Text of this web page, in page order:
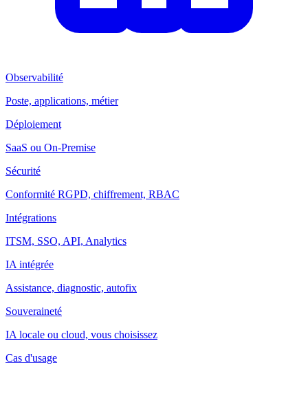
Observabilité
Poste, applications, métier
Déploiement
SaaS ou On-Premise
Sécurité
Conformité RGPD, chiffrement, RBAC
Intégrations
ITSM, SSO, API, Analytics
IA intégrée
Assistance, diagnostic, autofix
Souveraineté
IA locale ou cloud, vous choisissez
Cas d'usage